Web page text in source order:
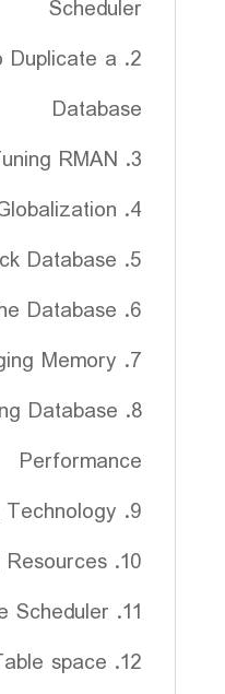
Scheduler
Duplicate a
Database
3. Monitoring and Tuning RMAN
4. Globalization
5. Using Flashback Database
6. Diagnosing the Database
7. Managing Memory
Database
Performance
9. Using Flashback Technology
10. Managing Resources
11. Administering the Scheduler
space